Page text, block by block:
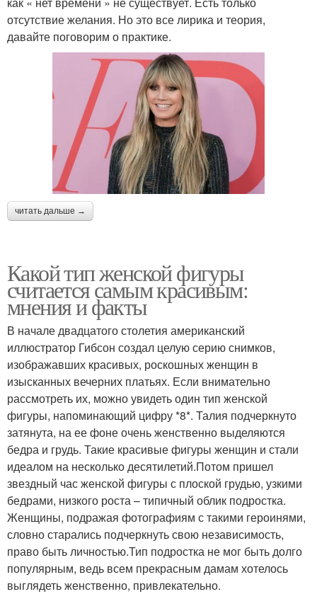
отсутствие желания. Но это все лирика и теория,
давайте поговорим о практике.
читать дальше →
Какой тип женской фигуры
считается самым красивым:
мнения и факты
В начале двадцатого столетия американский
иллюстратор Гибсон создал целую серию снимков,
изображавших красивых, роскошных женщин в
изысканных вечерних платьях. Если внимательно
рассмотреть их, можно увидеть один тип женской
фигуры, напоминающий цифру *8*. Талия подчеркнуто
затянута, на ее фоне очень женственно выделяются
бедра и грудь. Такие красивые фигуры женщин и стали
идеалом на несколько десятилетий.Потом пришел
звездный час женской фигуры с плоской грудью, узкими
бедрами, низкого роста – типичный облик подростка.
Женщины, подражая фотографиям с такими героинями,
словно старались подчеркнуть свою независимость,
право быть личностью.Тип подростка не мог быть долго
популярным, ведь всем прекрасным дамам хотелось
выглядеть женственно, привлекательно.